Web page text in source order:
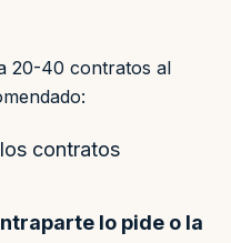
20-40 contratos al
contratos
lo pide o la